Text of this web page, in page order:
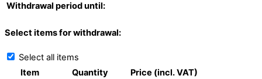
Withdrawal period until:
Select items for withdrawal:
Select all items
Item
Quantity
Price (incl. VAT)